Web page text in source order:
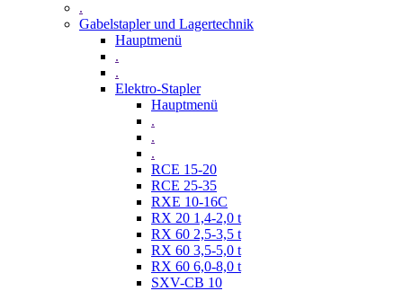
.
Gabelstapler und Lagertechnik
Hauptmenü
.
.
Elektro-Stapler
Hauptmenü
.
.
.
RCE 15-20
RCE 25-35
RXE 10-16C
RX 20 1,4-2,0 t
RX 60 2,5-3,5 t
RX 60 3,5-5,0 t
RX 60 6,0-8,0 t
SXV-CB 10